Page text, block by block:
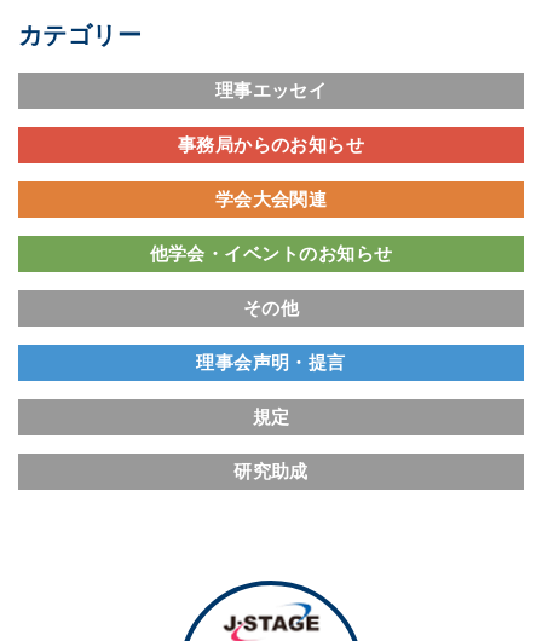
カテゴリー
理事エッセイ
事務局からのお知らせ
学会大会関連
他学会・イベントのお知らせ
その他
理事会声明・提言
規定
研究助成